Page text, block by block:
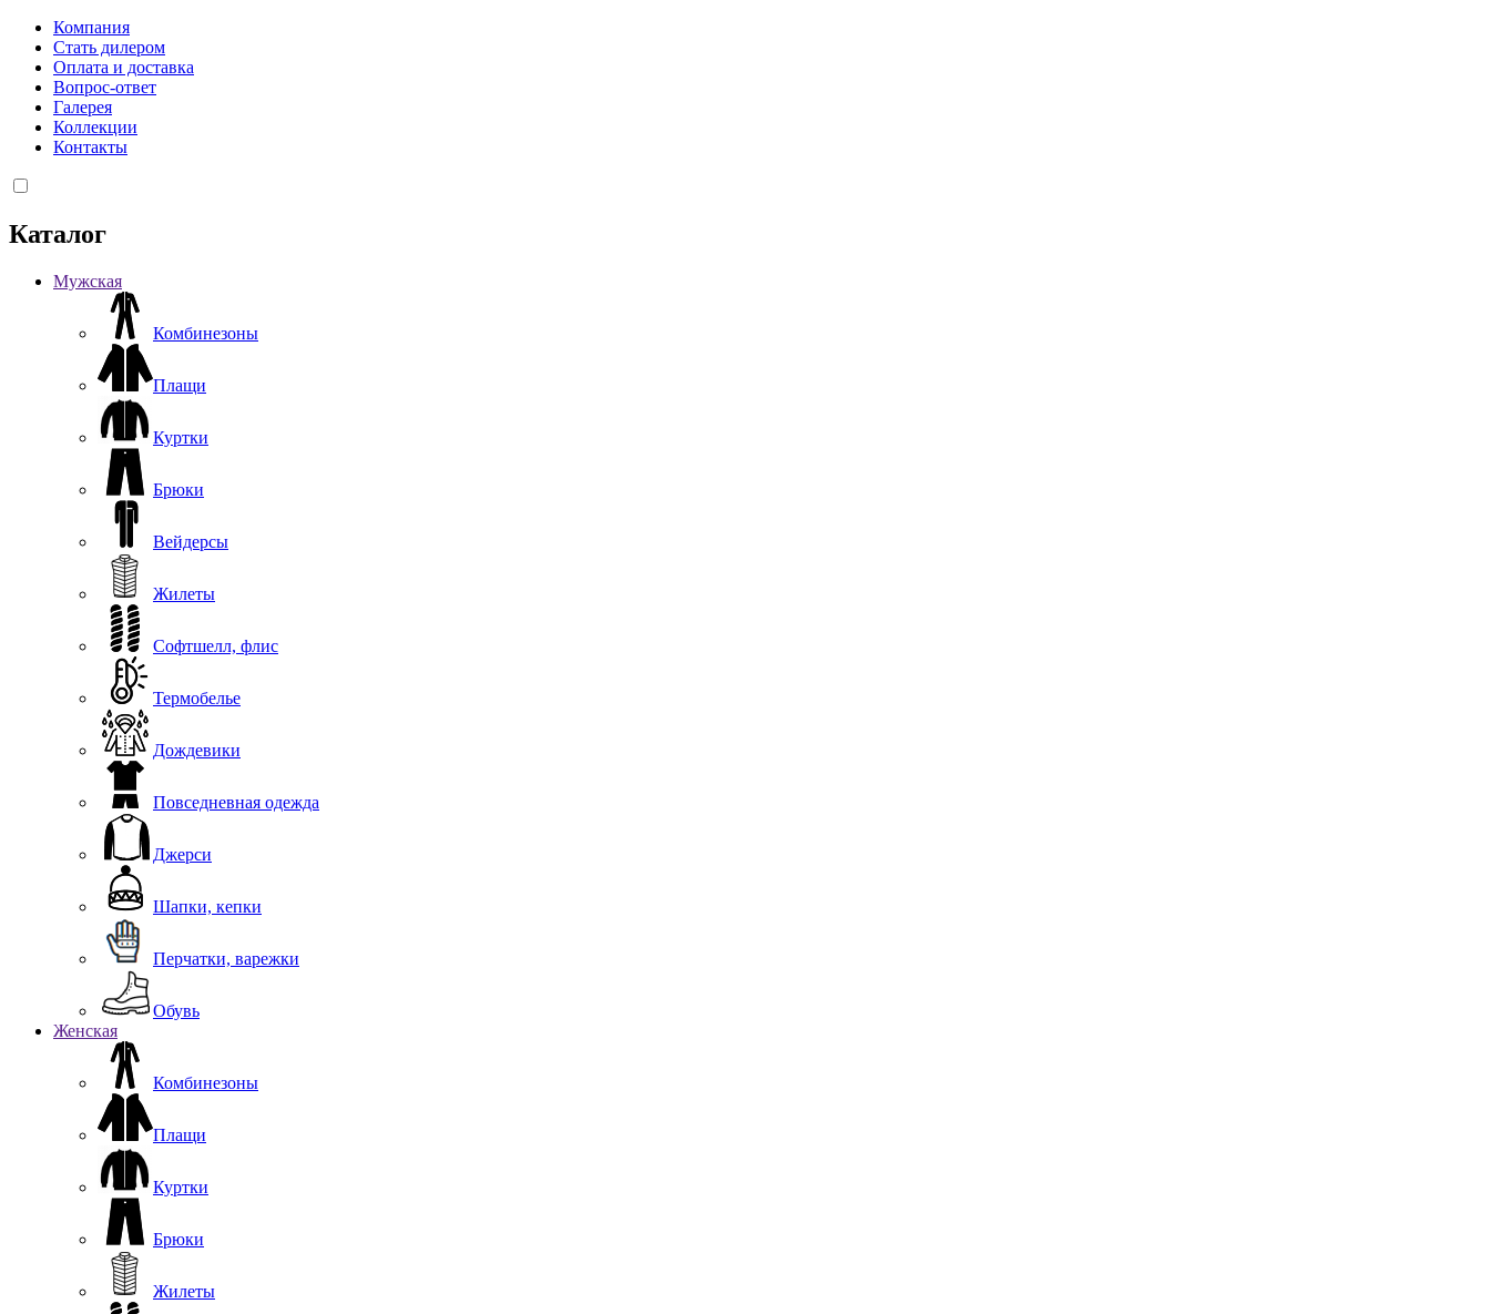
Компания
Стать дилером
Оплата и доставка
Вопрос-ответ
Галерея
Коллекции
Контакты
Каталог
Мужская
Комбинезоны
Плащи
Куртки
Брюки
Вейдерсы
Жилеты
Софтшелл, флис
Термобелье
Дождевики
Повседневная одежда
Джерси
Шапки, кепки
Перчатки, варежки
Обувь
Женская
Комбинезоны
Плащи
Куртки
Брюки
Жилеты